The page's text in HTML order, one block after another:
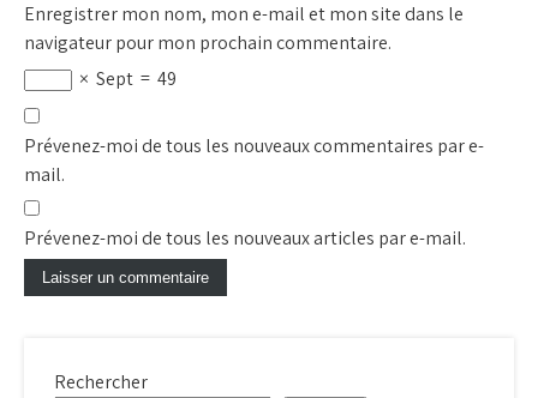
Enregistrer mon nom, mon e-mail et mon site dans le
navigateur pour mon prochain commentaire.
× Sept = 49
Prévenez-moi de tous les nouveaux commentaires par e-
mail.
Prévenez-moi de tous les nouveaux articles par e-mail.
Rechercher